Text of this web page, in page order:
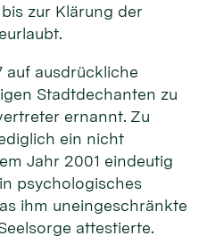
zur Klärung der
auf ausdrückliche
Stadtdechanten zu
ernannt. Zu
ein nicht
Jahr 2001 eindeutig
psychologisches
ihm uneingeschränkte
attestierte.